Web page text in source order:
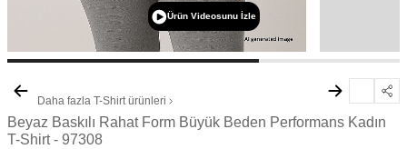
Ürün Videosunu İzle
Daha fazla T-Shirtürünleri
Beyaz Baskılı Rahat Form Büyük Beden Performans Kadın
T-Shirt - 97308